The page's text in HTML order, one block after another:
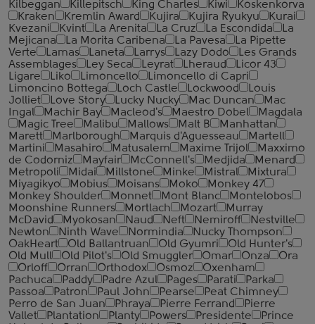
Kilbeggan
Killepitsch King Charles Kiwi
Koskenkorva
Kraken
Kremlin Award Kujira Kujira Ryukyu
Kurai
Kvezani
Kvint La Arenita La Cruz La Escondida
La
Mejicana
La Morita Caribena La Pavesa
La Pipette
Verte
Lamas Laneta Larrys Lazy Dodo
Les Grands
Assemblages
Ley Seca Leyrat Lheraud
Licor 43
Ligare
Liko Limoncello
Limoncello di Capri
Limoncino Bottega
Loch Castle Lockwood
Louis
Jolliet
Love Story Lucky Nucky Mac Duncan
Mac
Ingal
Machir Bay Macleod's Maestro Dobel
Magdala
Magic Tree
Malibu Mallows Malt B
Manhattan
Marett
Marlborough Marquis d'Aguesseau
Martell
Martini
Masahiro Matusalem Maxime Trijol
Maxximo
de Codorniz
Mayfair McConnell's Medjida
Menard
Metropoli
Midai Millstone Minke Mistral
Mixtura
Miyagikyo
Mobius Moisans Moko
Monkey 47
Monkey Shoulder
Monnet Mont Blanc
Montelobos
Moonshine Runners
Mortlach Mozart
Murray
McDavid
Myokosan Naud Neft Nemiroff
Nestville
Newton
Ninth Wave Normindia
Nucky Thompson
OakHeart
Old Ballantruan Old Gyumri
Old Hunter's
Old Mull
Old Pilot's Old Smuggler Omar Onza
Ora
Orloff
Orran Orthodox Osmoz
Oxenham
Pachuca
Paddy Padre Azul Pages Parati
Parka
Passoa
Patron Paul John Pearse
Peat Chimney
Perro de San Juan
Phraya Pierre Ferrand
Pierre
Vallet
Plantation Planty Powers Presidente
Prince